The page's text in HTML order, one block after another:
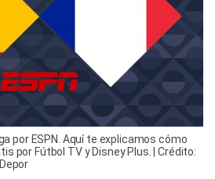
por ESPN. Aquí te explicamos cómo
por Fútbol TV y Disney Plus. | Crédito:
de la Selección de
de España para jugar la
Nations League ante